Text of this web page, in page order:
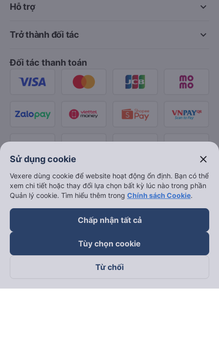
keyboard_arrow_down
Hỗ trợ
keyboard_arrow_down
Trở thành đối tác
Đối tác thanh toán
Theo dõi chúng tôi trên
Sử dụng cookie close
Vexere dùng cookie để website hoạt động ổn định. Bạn có thể
xem chi tiết hoặc thay đổi lựa chọn bất kỳ lúc nào trong phần
Quản lý cookie. Tìm hiểu thêm trong Chính sách Cookie.
Chấp nhận tất cả
Tùy chọn cookie
Từ chối